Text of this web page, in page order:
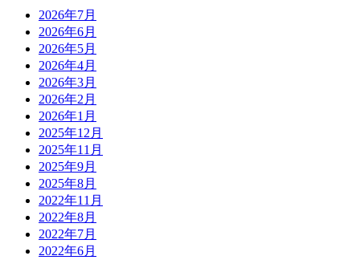
2026年7月
2026年6月
2026年5月
2026年4月
2026年3月
2026年2月
2026年1月
2025年12月
2025年11月
2025年9月
2025年8月
2022年11月
2022年8月
2022年7月
2022年6月